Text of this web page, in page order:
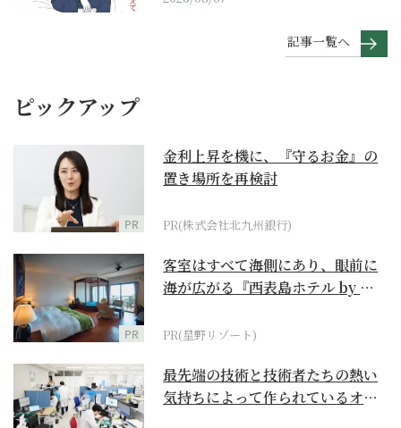
記事一覧へ
ピックアップ
PR
金利上昇を機に、『守るお金』の
置き場所を再検討
PR(株式会社北九州銀行)
PR
客室はすべて海側にあり、眼前に
海が広がる『西表島ホテル by 星
PR(星野リゾート)
最先端の技術と技術者たちの熱い
気持ちによって作られているオー